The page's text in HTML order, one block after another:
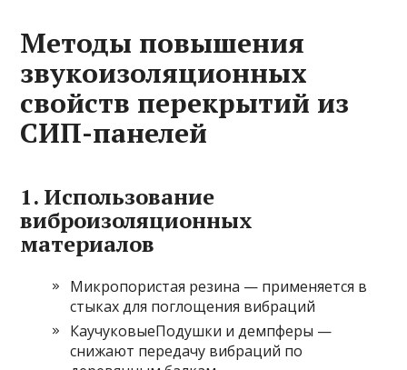
Методы повышения
звукоизоляционных
свойств перекрытий из
СИП-панелей
1. Использование
виброизоляционных
материалов
Микропористая резина — применяется в
стыках для поглощения вибраций
КаучуковыеПодушки и демпферы —
снижают передачу вибраций по